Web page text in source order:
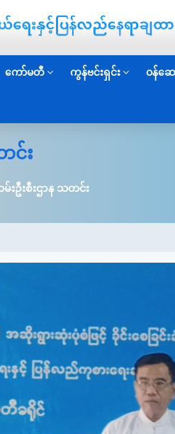
ကော်မတီ ကွန်ဗင်းရှင်း ဝန်ဆေ
င်း
းဦးစီးဌာန သတင်း